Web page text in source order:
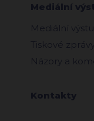
Mediální
Mediální
Tiskové zprávy
Názory a
Kontakty